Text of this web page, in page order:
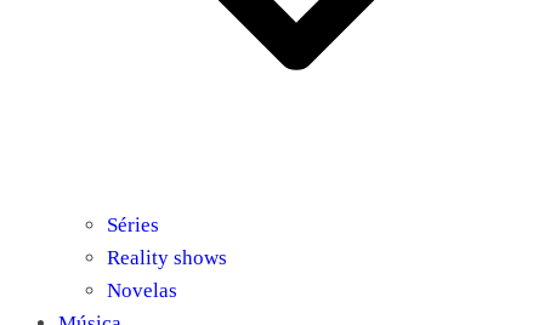
Séries
Reality shows
Novelas